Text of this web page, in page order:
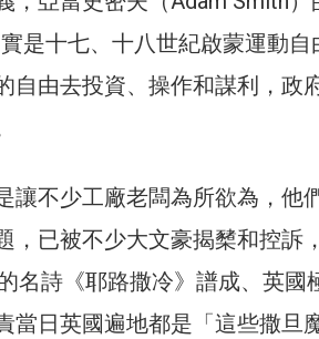
是十七、十八世紀啟蒙運動自
自由去投資、操作和謀利，政
讓不少工廠老闆為所欲為，他
，已被不少大文豪揭櫫和控訴
名詩《耶路撒冷》譜成、英國
當日英國遍地都是「這些撒旦